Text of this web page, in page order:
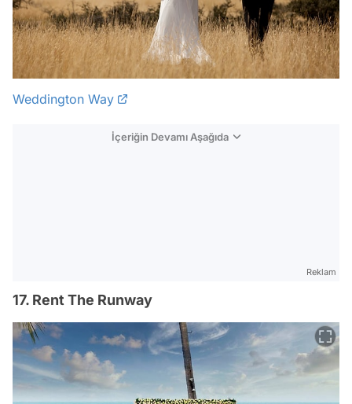
Weddington Way
İçeriğin Devamı Aşağıda
Reklam
17. Rent The Runway